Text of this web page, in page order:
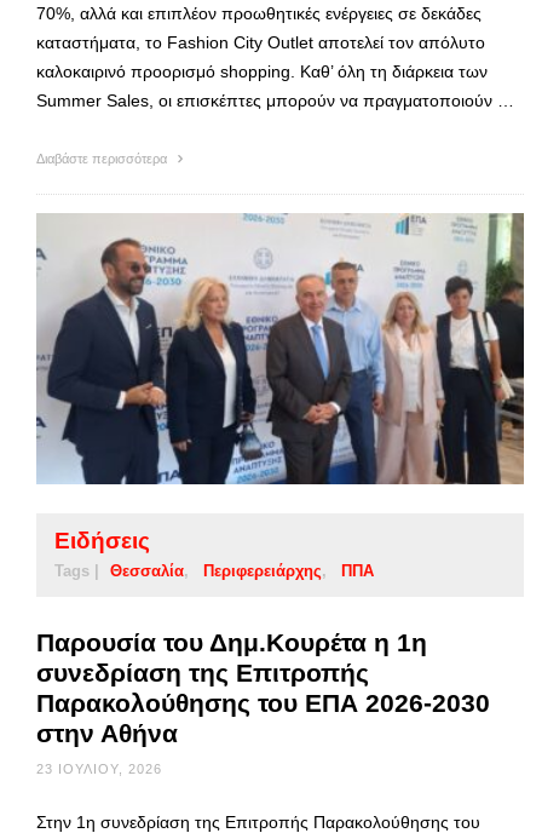
70%, αλλά και επιπλέον προωθητικές ενέργειες σε δεκάδες
καταστήματα, το Fashion City Outlet αποτελεί τον απόλυτο
καλοκαιρινό προορισμό shopping. Καθ’ όλη τη διάρκεια των
Summer Sales, οι επισκέπτες μπορούν να πραγματοποιούν …
Διαβάστε περισσότερα
Ειδήσεις
Tags | Θεσσαλία Περιφερειάρχης ΠΠΑ
Παρουσία του Δημ.Κουρέτα η 1η
συνεδρίαση της Επιτροπής
Παρακολούθησης του ΕΠΑ 2026-2030
στην Αθήνα
23 ΙΟΥΛΊΟΥ, 2026
Στην 1η συνεδρίαση της Επιτροπής Παρακολούθησης του